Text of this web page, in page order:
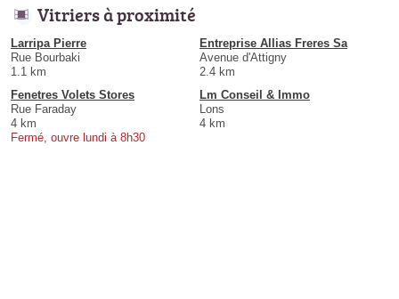
Vitriers à proximité
Larripa Pierre
Rue Bourbaki
1.1 km
Entreprise Allias Freres Sa
Avenue d'Attigny
2.4 km
Fenetres Volets Stores
Rue Faraday
4 km
Fermé, ouvre lundi à 8h30
Lm Conseil & Immo
Lons
4 km